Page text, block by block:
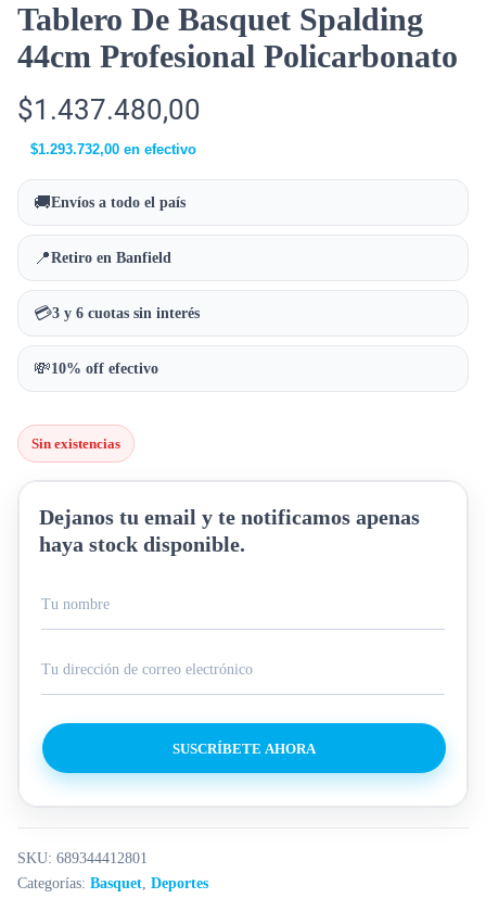
Tablero De Basquet Spalding
44cm Profesional Policarbonato
$1.437.480,00
$1.293.732,00 en efectivo
🚚Envíos a todo el país
📍Retiro en Banfield
💳3 y 6 cuotas sin interés
💸10% off efectivo
Sin existencias
Dejanos tu email y te notificamos apenas
haya stock disponible.
SUSCRÍBETE AHORA
SKU: 689344412801
Categorías: Basquet, Deportes